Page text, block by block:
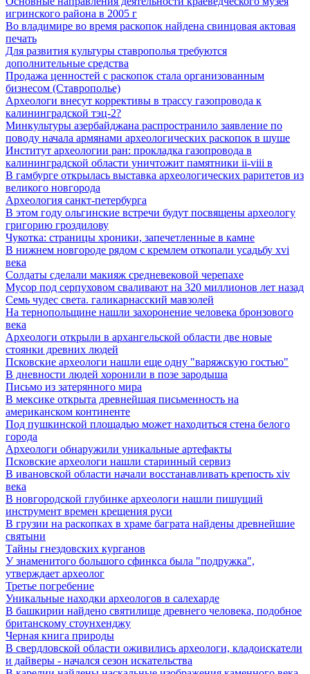
игринского района в 2005 г
Во владимире во время раскопок найдена свинцовая актовая
печать
Для развития культуры ставрополья требуются
дополнительные средства
Продажа ценностей с раскопок стала организованным
бизнесом (Ставрополье)
Археологи внесут коррективы в трассу газопровода к
калининградской тэц-2?
Минкультуры азеpбайджана распространило заявление по
поводу начала аpмянами археологических раскопок в шуше
Институт археологии ран: прокладка газопровода в
калининградской области уничтожит памятники ii-viii в
В гамбурге открылась выставка археологических раритетов из
великого новгорода
Археология санкт-петербурга
В этом году ольгинские встречи будут посвящены археологу
григорию гроздилову
Чукотка: страницы хроники, запечетленные в камне
В нижнем новгороде рядом с кремлем откопали усадьбу xvi
века
Солдаты сделали макияж средневековой черепахе
Мусор под cерпуховом сваливают на 320 миллионов лет назад
Семь чудес света. галикарнасский мавзолей
На тернопольщине нашли захоронение человека бронзового
века
Археологи открыли в архангельской области две новые
стоянки древних людей
Псковские археологи нашли еще одну "варяжскую гостью"
В дневности людей хоронили в позе зародыша
Письмо из затерянного мира
В мексике открыта древнейшая письменность на
американском континенте
Под пушкинской площадью может находиться стена белого
города
Археологи обнаружили уникальные артефакты
Псковские археологи нашли старинный сервиз
В ивановской области начали восстанавливать крепость xiv
века
В новгородской глубинке археологи нашли пишущий
инструмент времен крещения руси
В грузии на раскопках в храме баграта найдены древнейшие
святыни
Тайны гнездовских курганов
У знаменитого большого сфинкса была "подружка",
утверждает археолог
Третье погребение
Уникальные находки археологов в салехарде
В башкирии найдено святилище древнего человека, подобное
британскому стоунхенджу
Черная книга природы
В свердловской области оживились археологи, кладоискатели
и дайверы - начался сезон искательства